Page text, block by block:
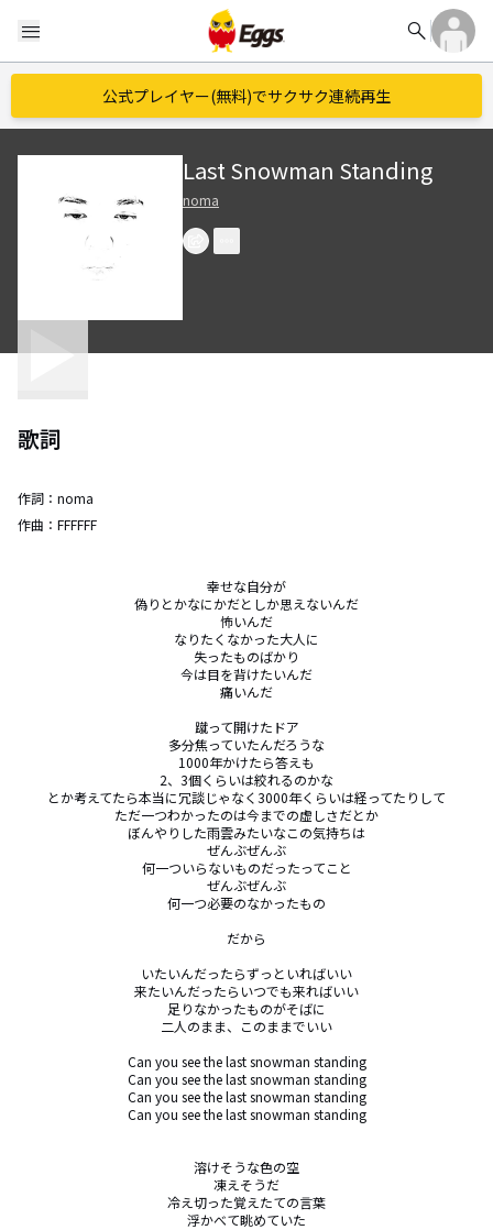
menu search
公式プレイヤー(無料)でサクサク連続再生
Last Snowman Standing
noma
歌詞
作詞： noma
作曲： FFFFFF
幸せな自分が
偽りとかなにかだとしか思えないんだ
怖いんだ
なりたくなかった大人に
失ったものばかり
今は目を背けたいんだ
痛いんだ
蹴って開けたドア
多分焦っていたんだろうな
1000年かけたら答えも
2、3個くらいは絞れるのかな
とか考えてたら本当に冗談じゃなく3000年くらいは経ってたりして
ただ一つわかったのは今までの虚しさだとか
ぼんやりした雨雲みたいなこの気持ちは
ぜんぶぜんぶ
何一ついらないものだったってこと
ぜんぶぜんぶ
何一つ必要のなかったもの
だから
いたいんだったらずっといればいい
来たいんだったらいつでも来ればいい
足りなかったものがそばに
二人のまま、このままでいい
Can you see the last snowman standing
Can you see the last snowman standing
Can you see the last snowman standing
Can you see the last snowman standing
溶けそうな色の空
凍えそうだ
冷え切った覚えたての言葉
浮かべて眺めていた